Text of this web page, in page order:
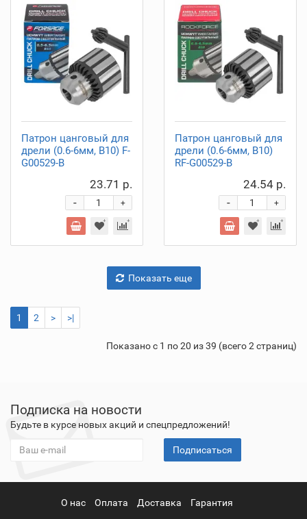
Патрон цанговый для
дрели (0.6-6мм, B10) F-
G00529-B
23.71 р.
+
-
Патрон цанговый для
дрели (0.6-6мм, B10)
RF-G00529-B
24.54 р.
+
-
Показать еще
1 2 > >|
Показано с 1 по 20 из 39 (всего 2 страниц)
Подписка на новости
Будьте в курсе новых акций и спецпредложений!
Подписаться
О нас Оплата Доставка Гарантия